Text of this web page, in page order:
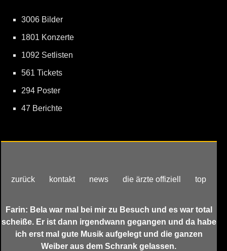
3006 Bilder
1801 Konzerte
1092 Setlisten
561 Tickets
294 Poster
47 Berichte
zurück kontakt news die ärzte offiziell top
Farin: Bela war mal bei mir zu Besuch und es war total
scheiße. Er ist dann irgendwann gegangen und da habe
ich erst mal gute Musik aufgelegt und die ganzen
Weiber aus dem Schrank gelassen.